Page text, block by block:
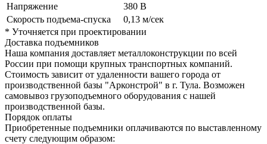
Напряжение
380 В
Скорость подъема-спуска
0,13 м/сек
* Уточняется при проектировании
Доставка подъемников
Наша компания доставляет металлоконструкции по всей
России при помощи крупных транспортных компаний.
Стоимость зависит от удаленности вашего города от
производственной базы "Арконстрой" в г. Тула. Возможен
самовывоз грузоподъемного оборудования с нашей
производственной базы.
Порядок оплаты
Приобретенные подъемники оплачиваются по выставленному
счету следующим образом: